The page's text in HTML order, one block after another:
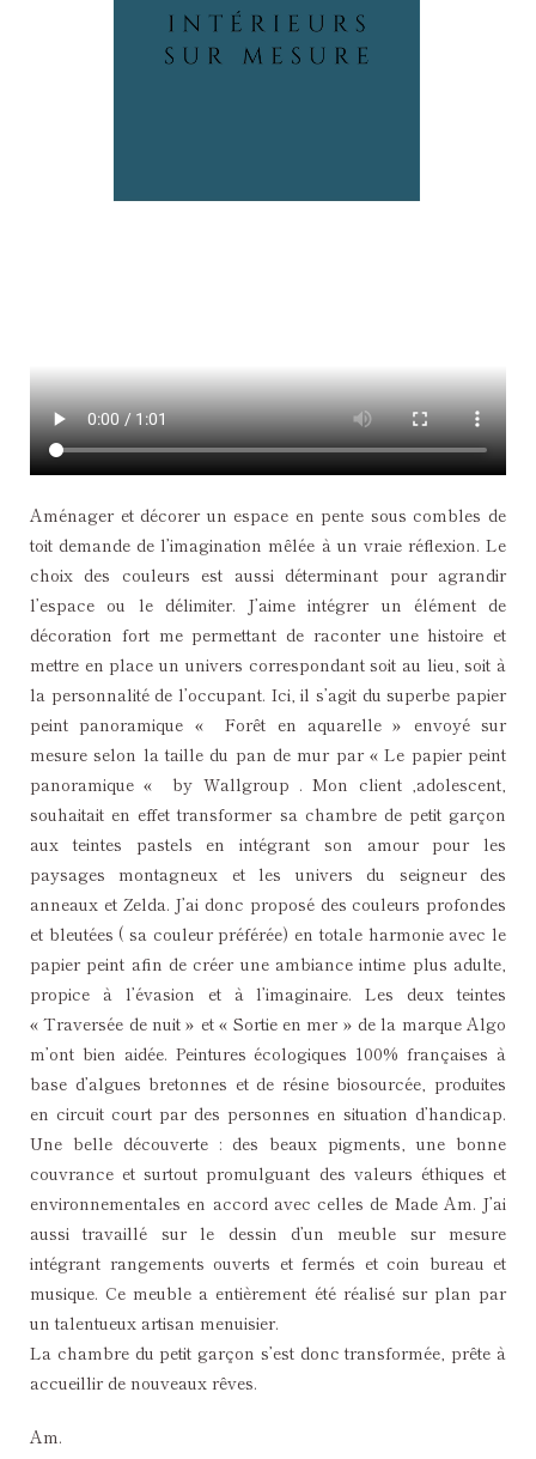
Aménager et décorer un espace en pente sous combles de
toit demande de l’imagination mêlée à un vraie réflexion. Le
choix des couleurs est aussi déterminant pour agrandir
l’espace ou le délimiter. J’aime intégrer un élément de
décoration fort me permettant de raconter une histoire et
mettre en place un univers correspondant soit au lieu, soit à
la personnalité de l’occupant. Ici, il s’agit du superbe papier
peint panoramique « Forêt en aquarelle » envoyé sur
mesure selon la taille du pan de mur par « Le papier peint
panoramique « by Wallgroup . Mon client ,adolescent,
souhaitait en effet transformer sa chambre de petit garçon
aux teintes pastels en intégrant son amour pour les
paysages montagneux et les univers du seigneur des
anneaux et Zelda. J’ai donc proposé des couleurs profondes
et bleutées ( sa couleur préférée) en totale harmonie avec le
papier peint afin de créer une ambiance intime plus adulte,
propice à l’évasion et à l’imaginaire. Les deux teintes
« Traversée de nuit » et « Sortie en mer » de la marque Algo
m’ont bien aidée. Peintures écologiques 100% françaises à
base d’algues bretonnes et de résine biosourcée, produites
en circuit court par des personnes en situation d’handicap.
Une belle découverte : des beaux pigments, une bonne
couvrance et surtout promulguant des valeurs éthiques et
environnementales en accord avec celles de Made Am. J’ai
aussi travaillé sur le dessin d’un meuble sur mesure
intégrant rangements ouverts et fermés et coin bureau et
musique. Ce meuble a entièrement été réalisé sur plan par
un talentueux artisan menuisier.
La chambre du petit garçon s’est donc transformée, prête à
accueillir de nouveaux rêves.
Am.